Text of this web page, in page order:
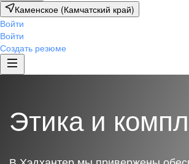
Каменское (Камчатский край)
Войти
Войти
Создать резюме
Этика и